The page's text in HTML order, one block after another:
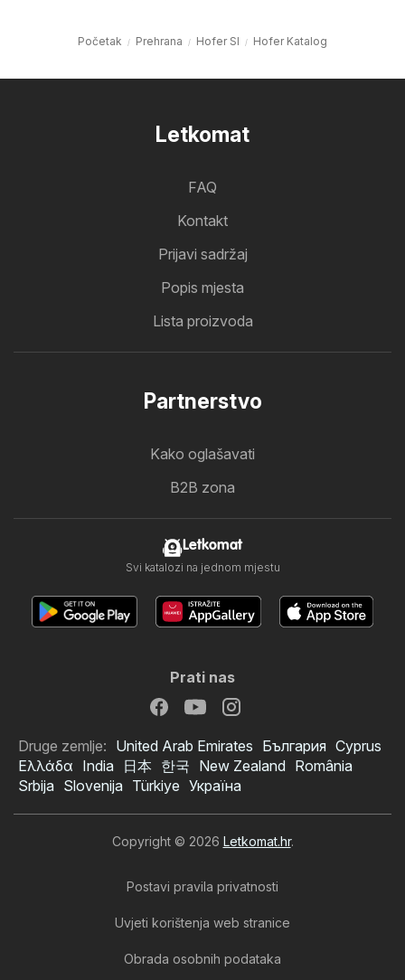
Hofer SI katalog
Početak Prehrana Hofer SI Hofer Katalog
Letkomat
FAQ
Kontakt
Prijavi sadržaj
Popis mjesta
Lista proizvoda
Partnerstvo
Kako oglašavati
B2B zona
Letkomat
Svi katalozi na jednom mjestu
Prati nas
Druge zemlje: United Arab Emirates България Cyprus
Ελλάδα India 日本 한국 New Zealand România
Srbija Slovenija Türkiye Україна
Copyright © 2026 Letkomat.hr.
Postavi pravila privatnosti
Uvjeti korištenja web stranice
Obrada osobnih podataka